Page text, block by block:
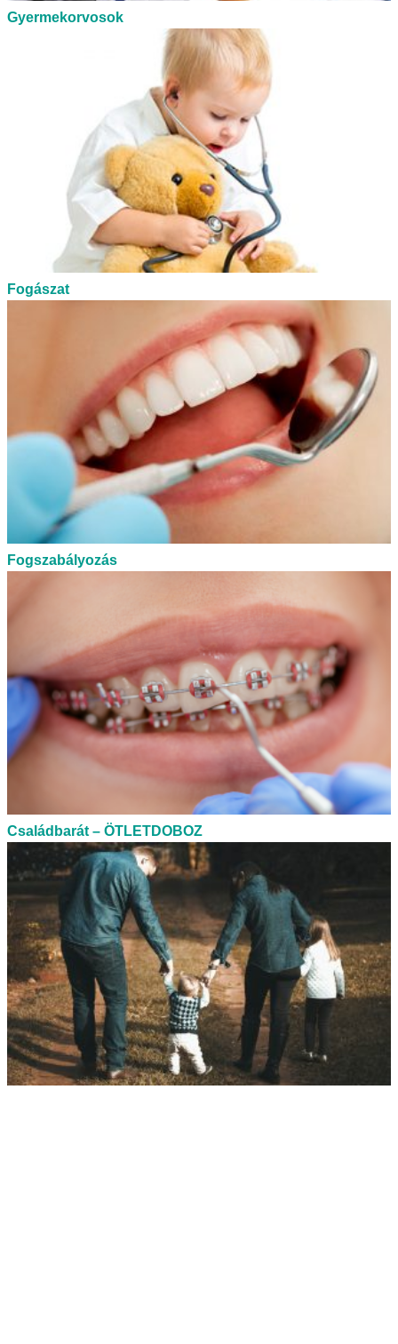
Gyermekorvosok
Fogászat
Fogszabályozás
Családbarát – ÖTLETDOBOZ